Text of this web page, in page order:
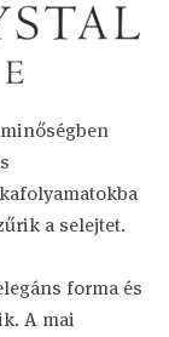
a selejtet.
forma és
A mai